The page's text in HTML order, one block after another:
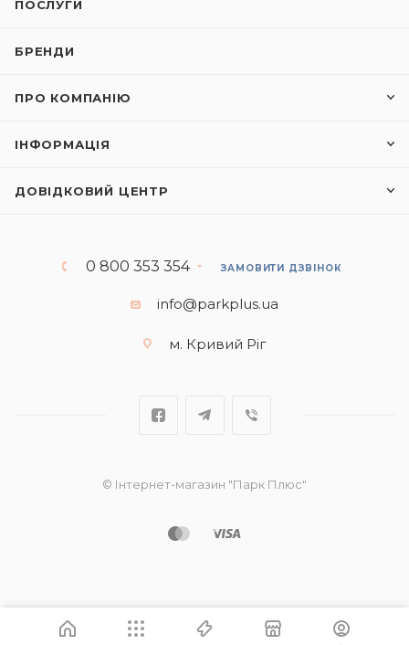
ПОСЛУГИ
БРЕНДИ
ПРО КОМПАНІЮ
ІНФОРМАЦІЯ
ДОВІДКОВИЙ ЦЕНТР
0 800 353 354 ЗАМОВИТИ ДЗВІНОК
info@parkplus.ua
м. Кривий Ріг
© Інтернет-магазин "Парк Плюс"